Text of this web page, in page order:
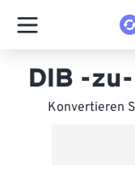
DIB -
Konvertieren